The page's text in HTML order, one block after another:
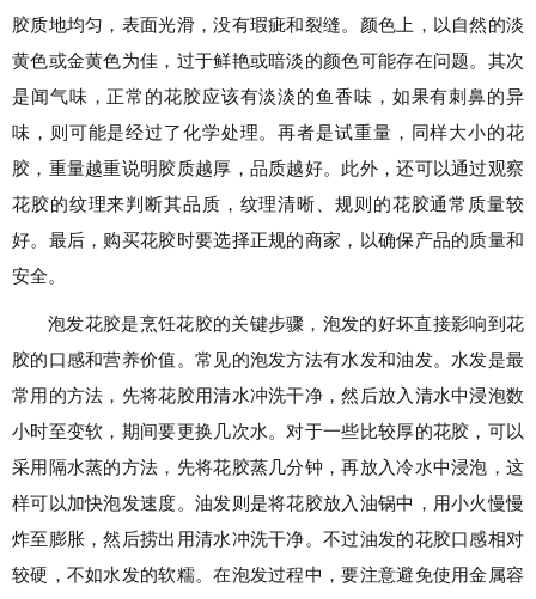
胶质地均匀，表面光滑，没有瑕疵和裂缝。颜色上，以自然的淡
黄色或金黄色为佳，过于鲜艳或暗淡的颜色可能存在问题。其次
是闻气味，正常的花胶应该有淡淡的鱼香味，如果有刺鼻的异
味，则可能是经过了化学处理。再者是试重量，同样大小的花
胶，重量越重说明胶质越厚，品质越好。此外，还可以通过观察
花胶的纹理来判断其品质，纹理清晰、规则的花胶通常质量较
好。最后，购买花胶时要选择正规的商家，以确保产品的质量和
安全。
泡发花胶是烹饪花胶的关键步骤，泡发的好坏直接影响到花
胶的口感和营养价值。常见的泡发方法有水发和油发。水发是最
常用的方法，先将花胶用清水冲洗干净，然后放入清水中浸泡数
小时至变软，期间要更换几次水。对于一些比较厚的花胶，可以
采用隔水蒸的方法，先将花胶蒸几分钟，再放入冷水中浸泡，这
样可以加快泡发速度。油发则是将花胶放入油锅中，用小火慢慢
炸至膨胀，然后捞出用清水冲洗干净。不过油发的花胶口感相对
较硬，不如水发的软糯。在泡发过程中，要注意避免使用金属容